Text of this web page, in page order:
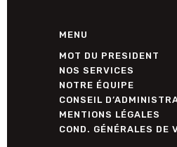
MENU
MOT DU PRESIDENT
NOS SERVICES
NOTRE ÉQUIPE
CONSEIL
MENTIONS LÉGALES
COND. GÉNÉRALES DE